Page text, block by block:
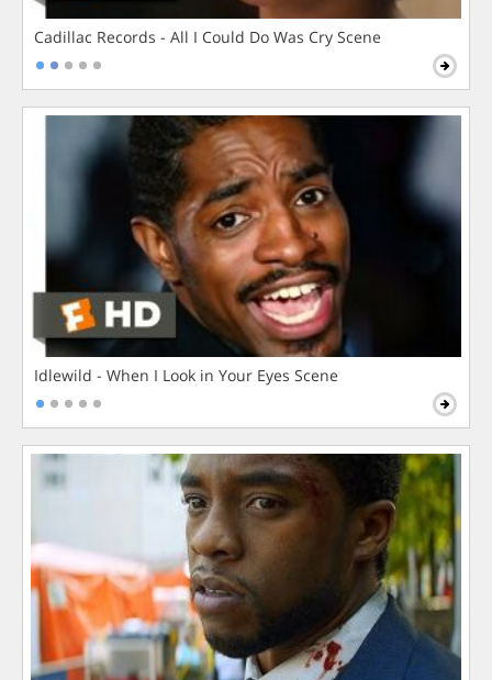
Cadillac Records - All I Could Do Was Cry Scene
Idlewild - When I Look in Your Eyes Scene